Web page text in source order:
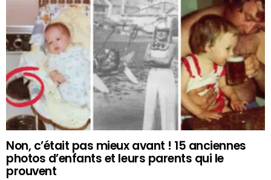
Non, c’était pas mieux avant ! 15 anciennes
photos d’enfants et leurs parents qui le
prouvent